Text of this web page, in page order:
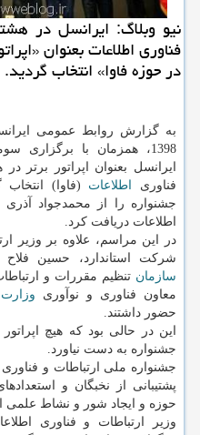
نیو وبلاگ: ایرانسل در
فناوری اطلاعات بعنوان
در حوزه فاوا» انتخاب گردید.
1398، همزمان با برگزاری سومین روز نمایشگاه
ایرانسل بعنوان اپراتور برتر
فناوری
اطلاعات (فاوا)
جشنواره را از محمدجواد
اطلاعات دریافت كرد.
در این مراسم، علاوه بر وزیر
شركت استاندارد، حسین
سازمان تنظیم مقررات و
معاون فناوری و نوآوری
حضور داشتند.
این در حالی بود كه هیچ
جشنواره به دست نیاورد.
جشنواره ملی ارتباطات و
پشتیبانی از نخبگان و
حوزه و ایجاد شور و نشاط علمی
وزیر ارتباطات و فناوری